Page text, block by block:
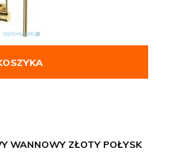
WANNOWY ZŁOTY POŁYSK